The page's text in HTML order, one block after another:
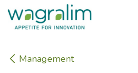
Se rendre au contenu
Management